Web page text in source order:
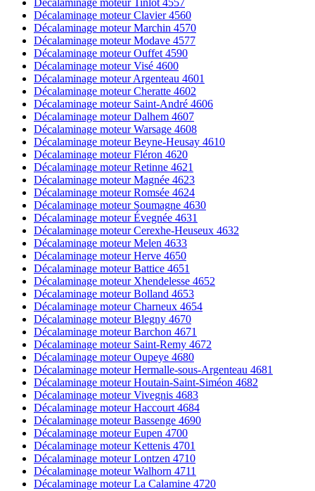
Décalaminage moteur Clavier 4560
Décalaminage moteur Marchin 4570
Décalaminage moteur Modave 4577
Décalaminage moteur Ouffet 4590
Décalaminage moteur Visé 4600
Décalaminage moteur Argenteau 4601
Décalaminage moteur Cheratte 4602
Décalaminage moteur Saint-André 4606
Décalaminage moteur Dalhem 4607
Décalaminage moteur Warsage 4608
Décalaminage moteur Beyne-Heusay 4610
Décalaminage moteur Fléron 4620
Décalaminage moteur Retinne 4621
Décalaminage moteur Magnée 4623
Décalaminage moteur Romsée 4624
Décalaminage moteur Soumagne 4630
Décalaminage moteur Évegnée 4631
Décalaminage moteur Cerexhe-Heuseux 4632
Décalaminage moteur Melen 4633
Décalaminage moteur Herve 4650
Décalaminage moteur Battice 4651
Décalaminage moteur Xhendelesse 4652
Décalaminage moteur Bolland 4653
Décalaminage moteur Charneux 4654
Décalaminage moteur Blegny 4670
Décalaminage moteur Barchon 4671
Décalaminage moteur Saint-Remy 4672
Décalaminage moteur Oupeye 4680
Décalaminage moteur Hermalle-sous-Argenteau 4681
Décalaminage moteur Houtain-Saint-Siméon 4682
Décalaminage moteur Vivegnis 4683
Décalaminage moteur Haccourt 4684
Décalaminage moteur Bassenge 4690
Décalaminage moteur Eupen 4700
Décalaminage moteur Kettenis 4701
Décalaminage moteur Lontzen 4710
Décalaminage moteur Walhorn 4711
Décalaminage moteur La Calamine 4720